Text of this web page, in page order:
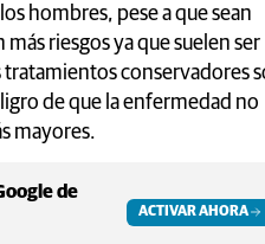
hombres, pese a que sean
riesgos ya que suelen ser
tratamientos conservadores
de que la enfermedad no
mayores.
de
ACTIVAR AHORA